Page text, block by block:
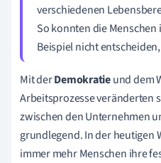
verschiedenen
So konnten die
Beispiel nicht
Mit derDemokratieund dem
Arbeitsprozesse veränderten
zwischen den Unternehmen
grundlegend. In der heutigen
immer mehr Menschen ihre